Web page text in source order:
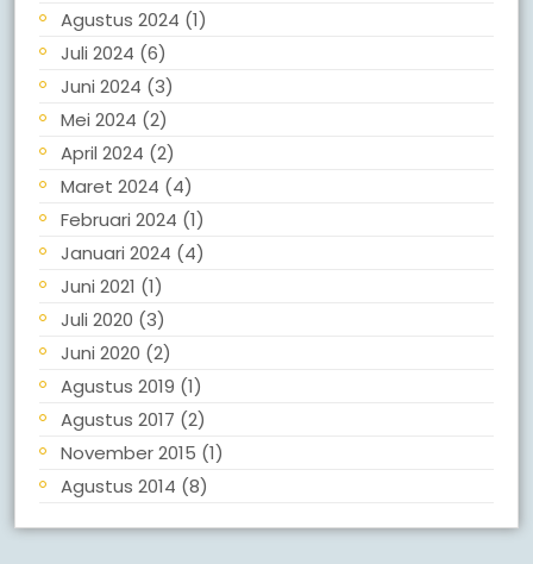
Agustus 2024 (1)
Juli 2024 (6)
Juni 2024 (3)
Mei 2024 (2)
April 2024 (2)
Maret 2024 (4)
Februari 2024 (1)
Januari 2024 (4)
Juni 2021 (1)
Juli 2020 (3)
Juni 2020 (2)
Agustus 2019 (1)
Agustus 2017 (2)
November 2015 (1)
Agustus 2014 (8)